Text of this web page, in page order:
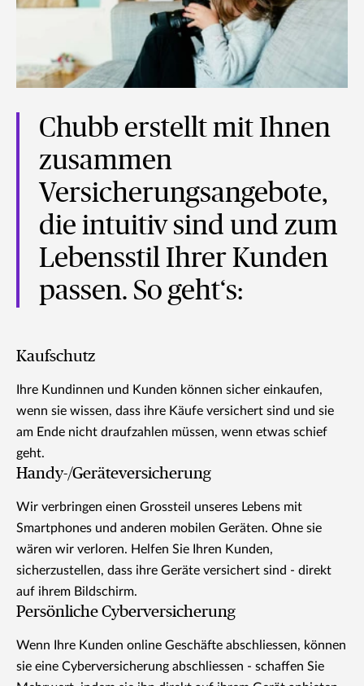
Chubb erstellt mit Ihnen
zusammen
Versicherungsangebote,
die intuitiv sind und zum
Lebensstil Ihrer Kunden
passen. So geht‘s:
Kaufschutz
Ihre Kundinnen und Kunden können sicher einkaufen,
wenn sie wissen, dass ihre Käufe versichert sind und sie
am Ende nicht draufzahlen müssen, wenn etwas schief
geht.
Handy-/Geräteversicherung
Wir verbringen einen Grossteil unseres Lebens mit
Smartphones und anderen mobilen Geräten. Ohne sie
wären wir verloren. Helfen Sie Ihren Kunden,
sicherzustellen, dass ihre Geräte versichert sind - direkt
auf ihrem Bildschirm.
Persönliche Cyberversicherung
Wenn Ihre Kunden online Geschäfte abschliessen, können
sie eine Cyberversicherung abschliessen - schaffen Sie